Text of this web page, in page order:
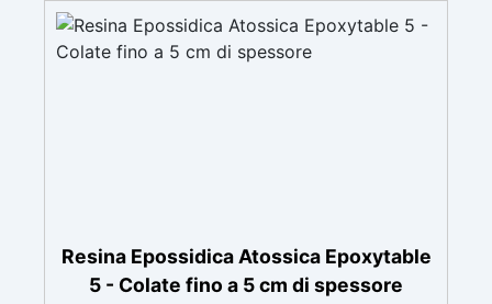
Certificata Atossica post catalisi per contatto
con la pelle, BPA free e VoC Free
Resina Epossidica Atossica Epoxytable
5 - Colate fino a 5 cm di spessore